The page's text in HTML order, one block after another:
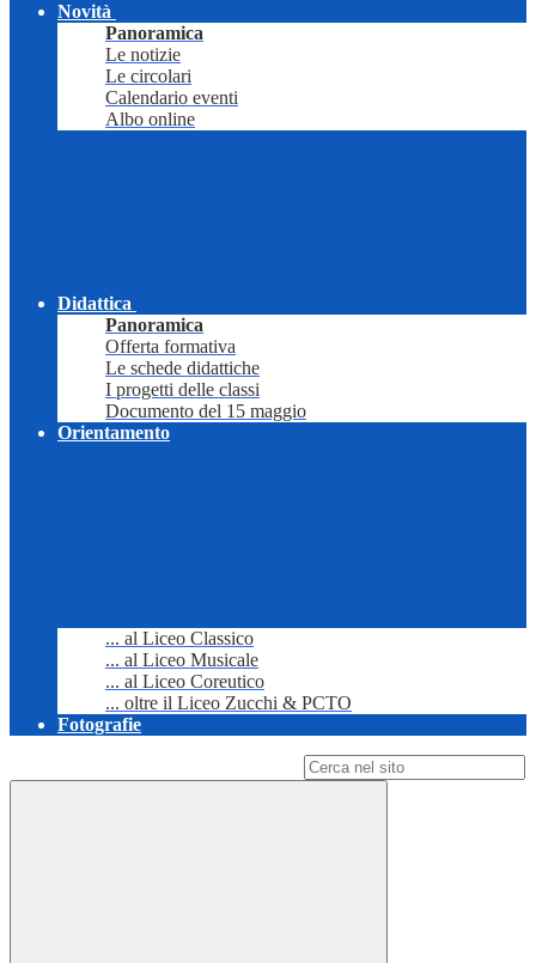
Novità
Panoramica
Le notizie
Le circolari
Calendario eventi
Albo online
Didattica
Panoramica
Offerta formativa
Le schede didattiche
I progetti delle classi
Documento del 15 maggio
Orientamento
... al Liceo Classico
... al Liceo Musicale
... al Liceo Coreutico
... oltre il Liceo Zucchi & PCTO
Fotografie